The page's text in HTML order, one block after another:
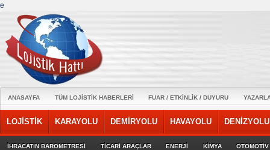
e
ANASAYFA TÜM LOJİSTİK HABERLERİ FUAR / ETKİNLİK / DUYURU
LOJİSTİK KARAYOLU DEMİRYOLU HAVAYOLU DENİZYOLU
İHRACATIN BAROMETRESİ TİCARİ ARAÇLAR ENERJİ KİMYA OTOMOTİV